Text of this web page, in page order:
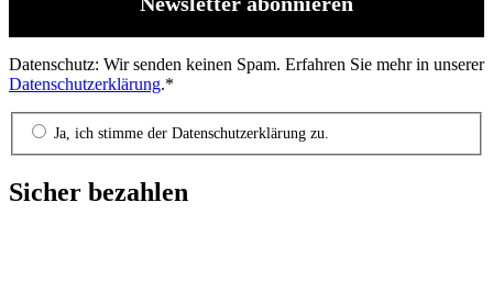
Datenschutz: Wir senden keinen Spam. Erfahren Sie mehr in unserer
Datenschutzerklärung.*
Ja, ich stimme der Datenschutzerklärung zu.
Sicher bezahlen